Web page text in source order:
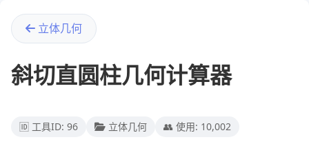
立体几何
斜切直圆柱几何计算器
🆔 工具ID: 96 立体几何 👥 使用: 10,002